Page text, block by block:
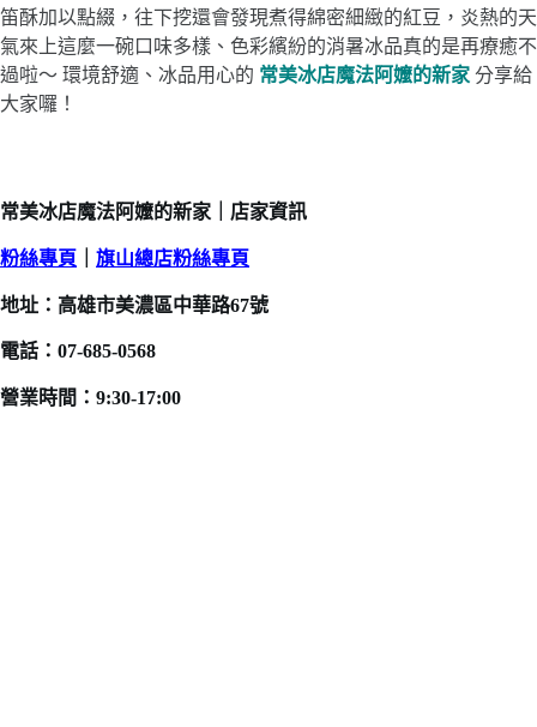
笛酥加以點綴，往下挖還會發現煮得綿密細緻的紅豆，炎熱的天
氣來上這麼一碗口味多樣、色彩繽紛的消暑冰品真的是再療癒不
過啦～ 環境舒適、冰品用心的 常美冰店魔法阿嬤的新家 分享給
大家囉！
常美冰店魔法阿嬤的新家｜店家資訊
粉絲專頁 旗山總店粉絲專頁
地址：高雄市美濃區中華路67號
電話：07-685-0568
營業時間：9:30-17:00